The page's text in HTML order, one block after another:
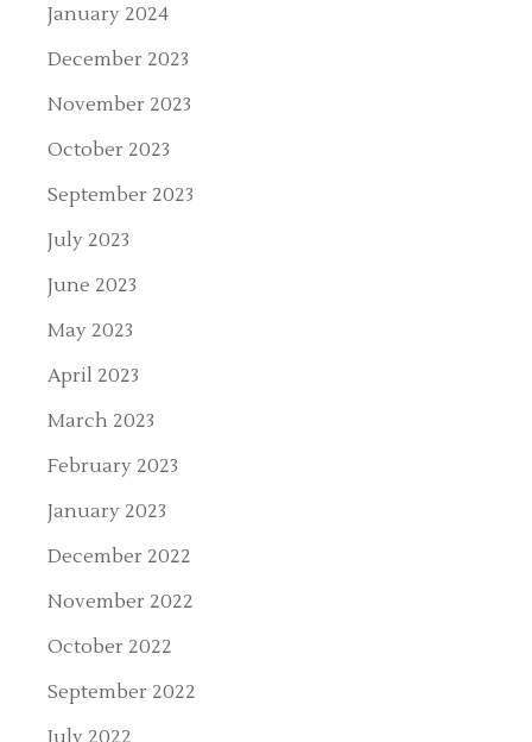
January 2024
December 2023
November 2023
October 2023
September 2023
July 2023
June 2023
May 2023
April 2023
March 2023
February 2023
January 2023
December 2022
November 2022
October 2022
September 2022
July 2022